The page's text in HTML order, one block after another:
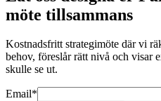
möte tillsammans
Kostnadsfritt strategimöte där vi
behov, föreslår rätt nivå och visar
skulle se ut.
Email*